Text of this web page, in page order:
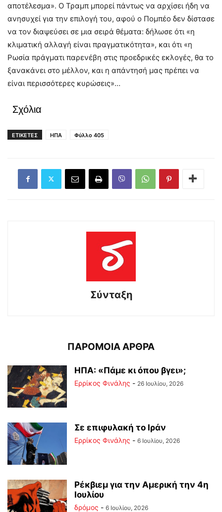
αποτέλεσμα». Ο Τραμπ μπορεί πάντως να αρχίσει ήδη να
ανησυχεί για την επιλογή του, αφού ο Πομπέο δεν δίστασε
να τον διαψεύσει σε μια σειρά θέματα: δήλωσε ότι «η
κλιματική αλλαγή είναι πραγματικότητα», και ότι «η
Ρωσία πράγματι παρενέβη στις προεδρικές εκλογές, θα το
ξανακάνει στο μέλλον, και η απάντησή μας πρέπει να
είναι περισσότερες κυρώσεις»…
Σχόλια
ΕΤΙΚΕΤΕΣ ΗΠΑ Φύλλο 405
Σύνταξη
ΠΑΡΟΜΟΙΑ ΑΡΘΡΑ
ΗΠΑ: «Πάμε κι όπου βγει»;
Ερρίκος Φινάλης - 26 Ιουλίου, 2026
Σε επιφυλακή το Ιράν
Ερρίκος Φινάλης - 6 Ιουλίου, 2026
Ρέκβιεμ για την Αμερική την 4η
Ιουλίου
δρόμος - 6 Ιουλίου, 2026